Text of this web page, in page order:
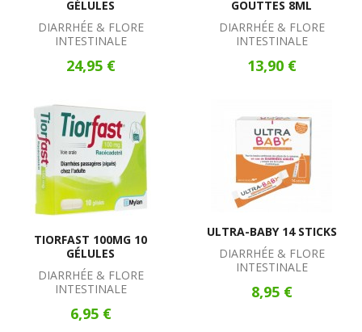
GÉLULES
DIARRHÉE & FLORE
INTESTINALE
24,95 €
GOUTTES 8ML
DIARRHÉE & FLORE
INTESTINALE
13,90 €
TIORFAST 100MG 10
GÉLULES
DIARRHÉE & FLORE
INTESTINALE
6,95 €
ULTRA-BABY 14 STICKS
DIARRHÉE & FLORE
INTESTINALE
8,95 €